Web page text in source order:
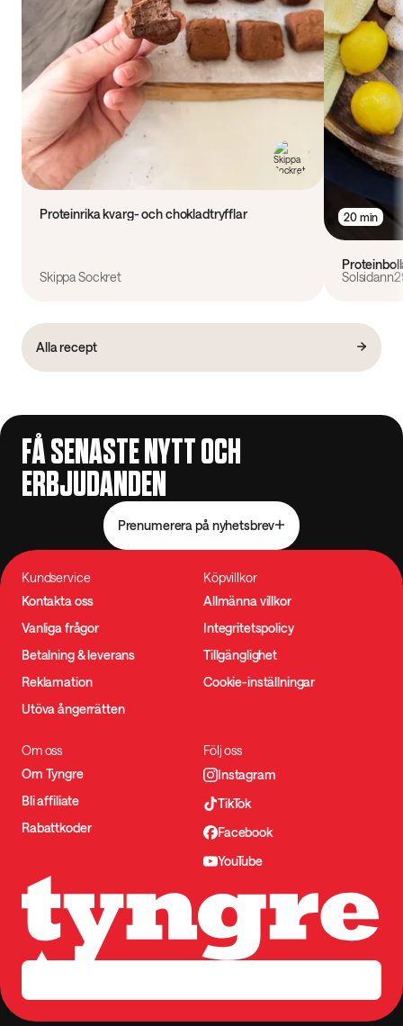
Proteinrika kvarg- och chokladtryfflar
Skippa Sockret
20 min
Alla recept
FÅ SENASTE NYTT OCH
ERBJUDANDEN
Prenumerera på nyhetsbrev
Kundservice
Kontakta oss
Vanliga frågor
Betalning & leverans
Reklamation
Utöva ångerrätten
Köpvillkor
Allmänna villkor
Integritetspolicy
Tillgänglighet
Cookie-inställningar
Om oss
Om Tyngre
Bli affiliate
Rabattkoder
Följ oss
Instagram
TikTok
Facebook
YouTube